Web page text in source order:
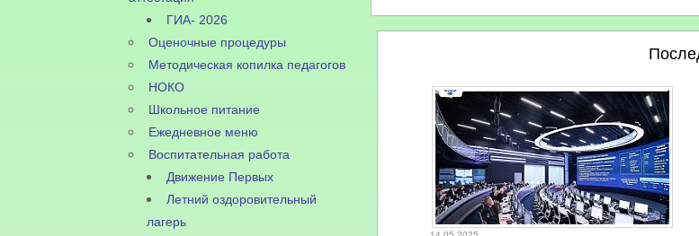
ГИА- 2026
Оценочные процедуры
Методическая копилка педагогов
НОКО
Школьное питание
Ежедневное меню
Воспитательная работа
Движение Первых
Летний оздоровительный
лагерь